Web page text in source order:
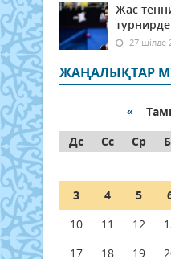
Жас
турнирде
27 шілде
ЖАҢАЛЫҚТАР
«
Дс
Сс Ср
3
4 5
10
11 12
17
18 19